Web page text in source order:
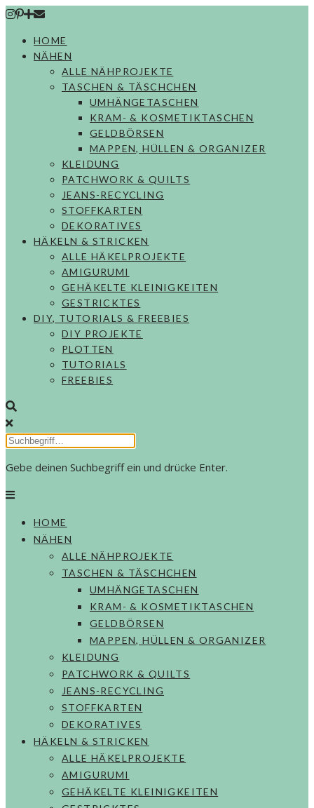
Skip
contentHOME
NÄHEN
ALLE NÄHPROJEKTE
TASCHEN & TÄSCHCHEN
UMHÄNGETASCHEN
KRAM- & KOSMETIKTASCHEN
GELDBÖRSEN
MAPPEN, HÜLLEN & ORGANIZER
KLEIDUNG
PATCHWORK & QUILTS
JEANS-RECYCLING
STOFFKARTEN
DEKORATIVES
HÄKELN & STRICKEN
ALLE HÄKELPROJEKTE
AMIGURUMI
GEHÄKELTE KLEINIGKEITEN
GESTRICKTES
DIY, TUTORIALS & FREEBIES
DIY PROJEKTE
PLOTTEN
TUTORIALS
FREEBIES
Gebe deinen Suchbegriff ein und drücke Enter.
HOME
NÄHEN
ALLE NÄHPROJEKTE
TASCHEN & TÄSCHCHEN
UMHÄNGETASCHEN
KRAM- & KOSMETIKTASCHEN
GELDBÖRSEN
MAPPEN, HÜLLEN & ORGANIZER
KLEIDUNG
PATCHWORK & QUILTS
JEANS-RECYCLING
STOFFKARTEN
DEKORATIVES
HÄKELN & STRICKEN
ALLE HÄKELPROJEKTE
AMIGURUMI
GEHÄKELTE KLEINIGKEITEN